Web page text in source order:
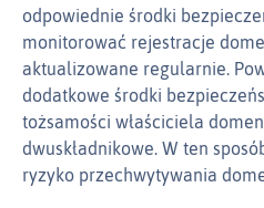
odpowiednie środki
monitorować rejestracje
aktualizowane regularnie.
dodatkowe środki
tożsamości właściciela
dwuskładnikowe. W ten
ryzyko przechwytywania